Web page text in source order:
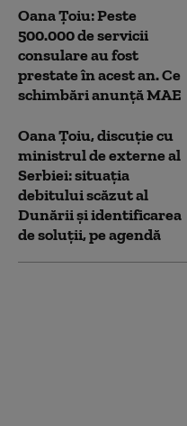
Oana Țoiu: Peste
500.000 de servicii
consulare au fost
prestate în acest an. Ce
schimbări anunță MAE
Oana Țoiu, discuție cu
ministrul de externe al
Serbiei: situația
debitului scăzut al
Dunării și identificarea
de soluții, pe agendă